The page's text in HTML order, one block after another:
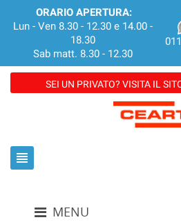
ORARIO APERTURA:
Lun - Ven 8.30 - 12.30 e 14.00 -
18.30
Sab matt. 8.30 - 12.30
SEI UN PRIVATO? VISITA IL
view_headline
MENU